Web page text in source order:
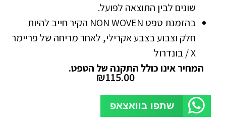
שונים לבין התוצאה לפועל.
בהזמנת טפט NON WOVEN הקיר חייב להיות
חלק וצבוע בצבע אקרילי, לאחר מריחה של פריימר
X / בונדרול
המחיר אינו כולל התקנה של הטפט.
₪115.00
שתפו בוואצאפ